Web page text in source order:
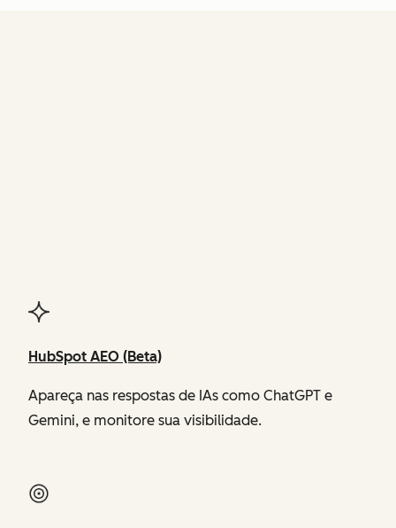
HubSpot AEO (Beta)
Apareça nas respostas de IAs como ChatGPT e
Gemini, e monitore sua visibilidade.